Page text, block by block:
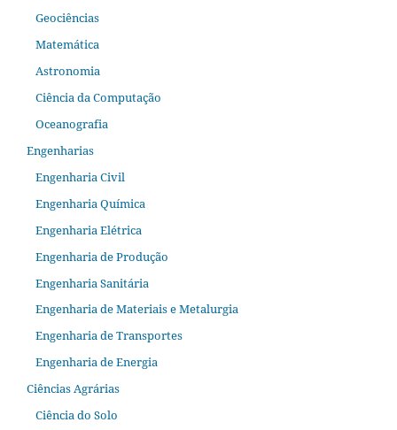
Geociências
Matemática
Astronomia
Ciência da Computação
Oceanografia
Engenharias
Engenharia Civil
Engenharia Química
Engenharia Elétrica
Engenharia de Produção
Engenharia Sanitária
Engenharia de Materiais e Metalurgia
Engenharia de Transportes
Engenharia de Energia
Ciências Agrárias
Ciência do Solo